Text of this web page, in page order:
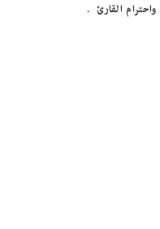
واحترام القارئ .